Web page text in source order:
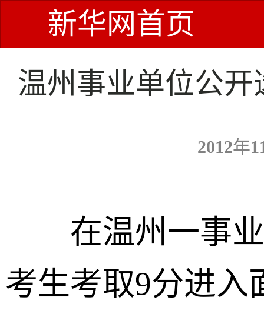
新华网首页
温州事业单位公
2012年
在温州一事业
考生考取9分进入